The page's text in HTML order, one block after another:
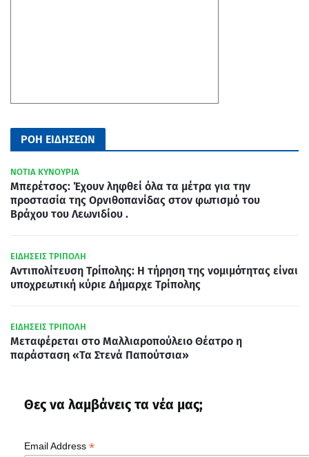
ΡΟΗ ΕΙΔΗΣΕΩΝ
ΝΟΤΙΑ ΚΥΝΟΥΡΙΑ
Μπερέτσος: Έχουν ληφθεί όλα τα μέτρα για την
προστασία της Ορνιθοπανίδας στον φωτισμό του
Βράχου του Λεωνιδίου .
ΕΙΔΗΣΕΙΣ ΤΡΙΠΟΛΗ
Αντιπολίτευση Τρίπολης: Η τήρηση της νομιμότητας είναι
υποχρεωτική κύριε Δήμαρχε Τρίπολης
ΕΙΔΗΣΕΙΣ ΤΡΙΠΟΛΗ
Μεταφέρεται στο Μαλλιαροπούλειο Θέατρο η
παράσταση «Τα Στενά Παπούτσια»
Θες να λαμβάνεις τα νέα μας;
Email Address *